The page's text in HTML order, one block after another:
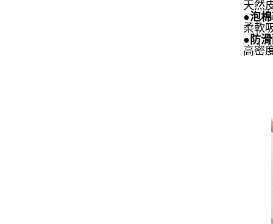
天然
●泡
柔軟
●防
高密